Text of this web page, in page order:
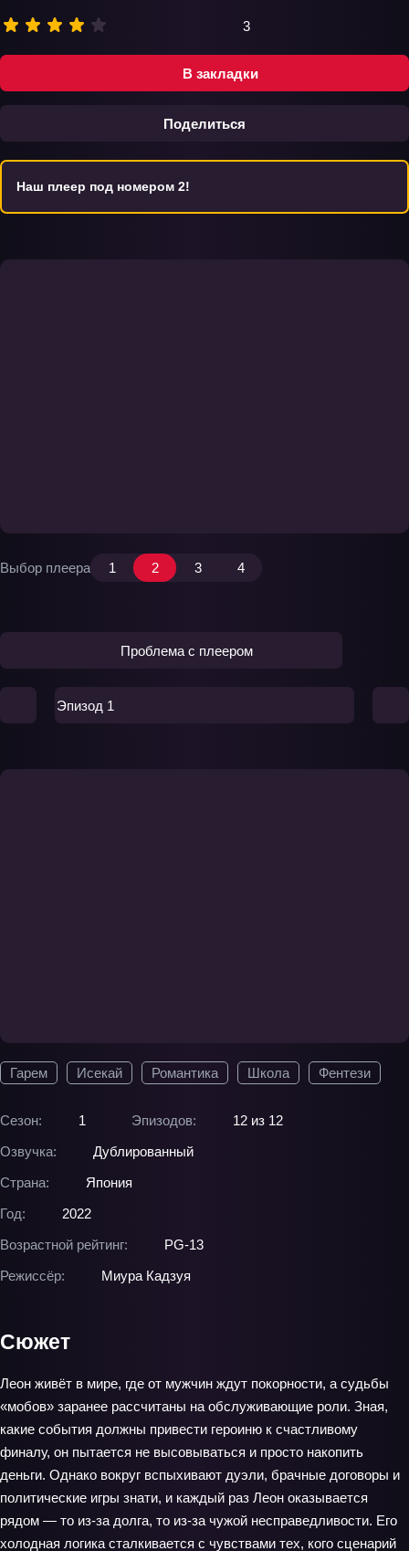
В закладки
Поделиться
3
Гарем Исекай Романтика Школа Фентези
Сезон: 1 Эпизодов:
12 из 12
Озвучка:
Дублированный
Страна:
Япония
Год:
2022
Возрастной рейтинг:
PG-13
Режиссёр:
Миура Кадзуя
Наш плеер под номером 2!
Выбор плеера 1 2 3 4
Проблема с плеером
Эпизод 1
Сюжет
Леон живёт в мире, где от мужчин ждут покорности, а судьбы
«мобов» заранее рассчитаны на обслуживающие роли. Зная,
какие события должны привести героиню к счастливому
финалу, он пытается не высовываться и просто накопить
деньги. Однако вокруг вспыхивают дуэли, брачные договоры и
политические игры знати, и каждый раз Леон оказывается
рядом — то из-за долга, то из-за чужой несправедливости. Его
холодная логика сталкивается с чувствами тех, кого сценарий